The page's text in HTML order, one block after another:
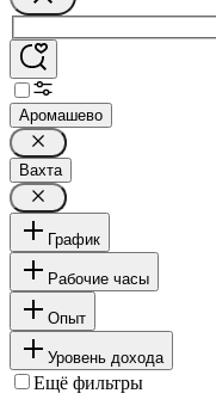
Аромашево
Вахта
График
Рабочие часы
Опыт
Уровень дохода
Ещё фильтры